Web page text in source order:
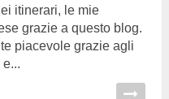
itinerari, le mie
grazie a questo blog.
piacevole grazie agli